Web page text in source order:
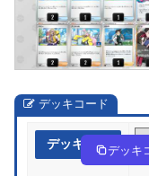
デッキコード
デッキ作成 デッキ